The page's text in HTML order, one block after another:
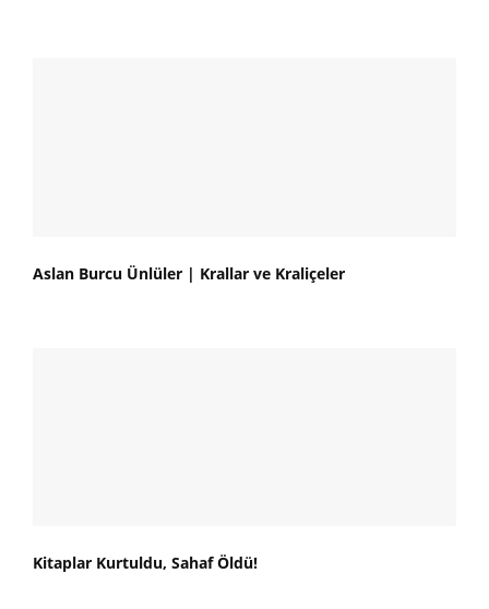
Aslan Burcu Ünlüler | Krallar ve Kraliçeler
Kitaplar Kurtuldu, Sahaf Öldü!